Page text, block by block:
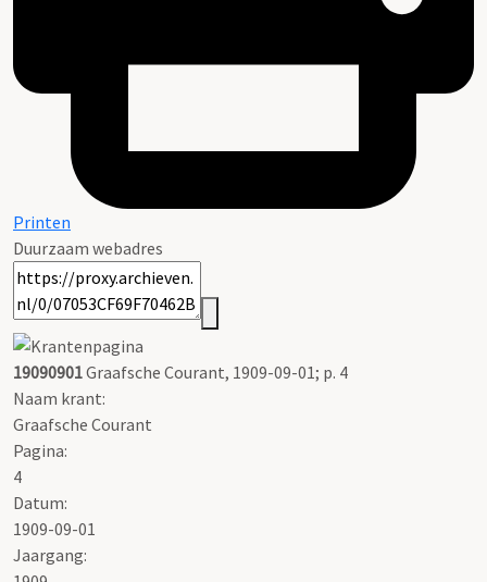
Printen
Duurzaam webadres
19090901Graafsche Courant, 1909-09-01; p. 4
Naam krant:
Graafsche Courant
Pagina:
4
Datum:
1909-09-01
Jaargang: